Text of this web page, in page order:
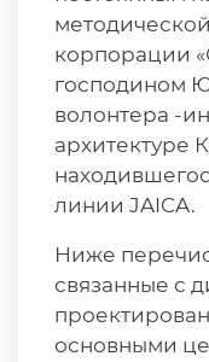
корпорации
господином
волонтера -
архитектуре
линии
Ниже
связанные с
основными